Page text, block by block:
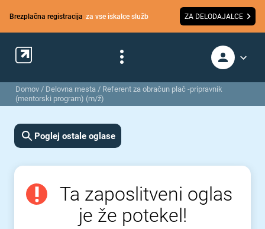
Brezplačna registracija za vse iskalce služb ZA DELODAJALCE
Domov / Delovna mesta / Referent za obračun plač -pripravnik
(mentorski program) (m/ž)
Poglej ostale oglase
Ta zaposlitveni oglas
je že potekel!